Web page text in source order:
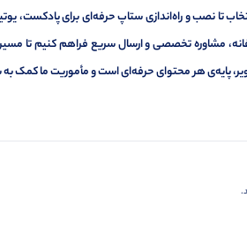
تا نصب و راه‌اندازی ستاپ حرفه‌ای برای پادکست،
مشاوره تخصصی و ارسال سریع فراهم کنیم تا مسیر
پایه‌ی هر محتوای حرفه‌ای است و مأموریت ما